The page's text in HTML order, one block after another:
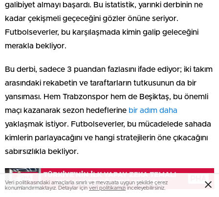
galibiyet almayı başardı. Bu istatistik, yarınki derbinin ne
kadar çekişmeli geçeceğini gözler önüne seriyor.
Futbolseverler, bu karşılaşmada kimin galip geleceğini
merakla bekliyor.
Bu derbi, sadece 3 puandan fazlasını ifade ediyor; iki takım
arasındaki rekabetin ve taraftarların tutkusunun da bir
yansıması. Hem Trabzonspor hem de Beşiktaş, bu önemli
maçı kazanarak sezon hedeflerine bir adım daha
yaklaşmak istiyor. Futbolseverler, bu mücadelede sahada
kimlerin parlayacağını ve hangi stratejilerin öne çıkacağını
sabırsızlıkla bekliyor.
Veri politikasındaki amaçlarla sınırlı ve mevzuata uygun şekilde çerez
konumlandırmaktayız. Detaylar için veri politikamızı inceleyebilirsiniz.